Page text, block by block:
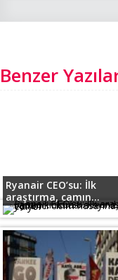
Benzer
Ryanair CEO’su: İlk
araştırma, camın...